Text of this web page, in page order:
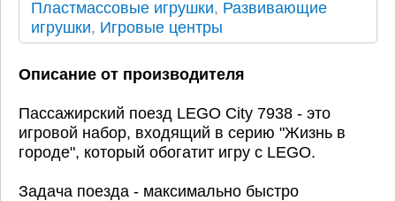
Пластмассовые игрушки, Развивающие
игрушки, Игровые центры
Описание от производителя
Пассажирский поезд LEGO City 7938 - это
игровой набор, входящий в серию "Жизнь в
городе", который обогатит игру с LEGO.
Задача поезда - максимально быстро